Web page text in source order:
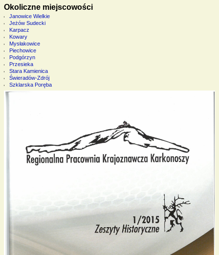
Okoliczne miejscowości
Janowice Wielkie
Jeżów Sudecki
Karpacz
Kowary
Mysłakowice
Piechowice
Podgórzyn
Przesieka
Stara Kamienica
Świeradów-Zdrój
Szklarska Poręba